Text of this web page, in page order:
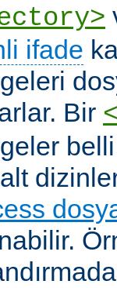
ifade
Bir